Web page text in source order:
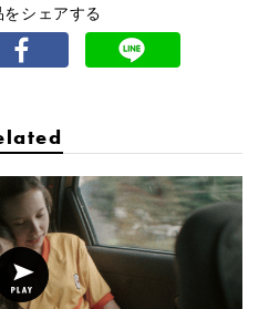
をシェアする